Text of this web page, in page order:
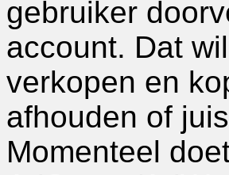
gebruiker
account. Dat
verkopen en
afhouden of
Momenteel